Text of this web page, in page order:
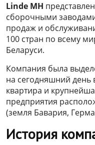
Linde MH
сборочными
продаж и
100 стран по всему
Беларуси.
Компания была
на сегодняшний день
квартира и
предприятия
(земля Бавария,
История